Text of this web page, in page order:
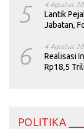
5 4 Agustus
Lantik
Jabatan,
6 4 Agustus
Realisasi
Rp18,5
POLITIKA ____